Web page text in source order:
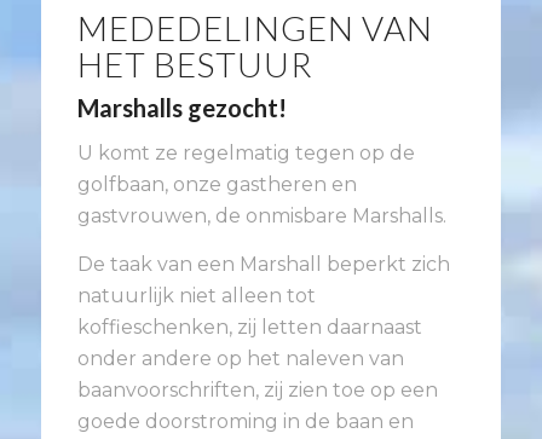
MEDEDELINGEN VAN
HET BESTUUR
Marshalls gezocht!
U komt ze regelmatig tegen op de
golfbaan, onze gastheren en
gastvrouwen, de onmisbare Marshalls.
De taak van een Marshall beperkt zich
natuurlijk niet alleen tot
koffieschenken, zij letten daarnaast
onder andere op het naleven van
baanvoorschriften, zij zien toe op een
goede doorstroming in de baan en